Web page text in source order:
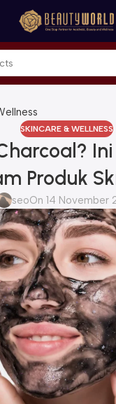
SKINCARE & WELLNESS
Produk
seoOn 14 November